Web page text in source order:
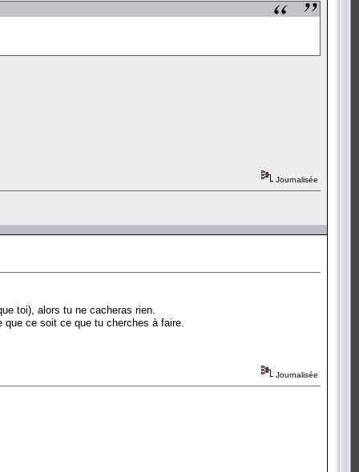
Journalisée
toi), alors tu ne cacheras rien.
ce soit ce que tu cherches à faire.
Journalisée